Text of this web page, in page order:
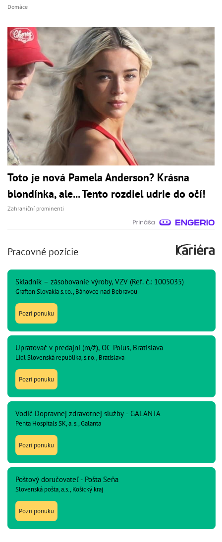
Domáce
Toto je nová Pamela Anderson? Krásna
blondínka, ale... Tento rozdiel udrie do očí!
Zahraniční prominenti
Pracovné pozície
Skladník – zásobovanie výroby, VZV (Ref. č.: 1005035)
Grafton Slovakia s.r.o., Bánovce nad Bebravou
Pozri ponuku
Upratovač v predajni (m/ž), OC Polus, Bratislava
Lidl Slovenská republika, s.r.o., Bratislava
Pozri ponuku
Vodič Dopravnej zdravotnej služby - GALANTA
Penta Hospitals SK, a. s., Galanta
Pozri ponuku
Poštový doručovateľ - Pošta Seňa
Slovenská pošta, a.s., Košický kraj
Pozri ponuku